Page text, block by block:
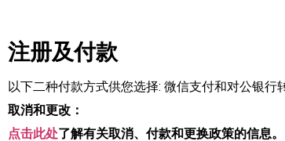
注册及付款
以下二种付款方式供您选择: 微信支付和对公银行
取消和更改：
点击此处了解有关取消、付款和更换政策的信息。